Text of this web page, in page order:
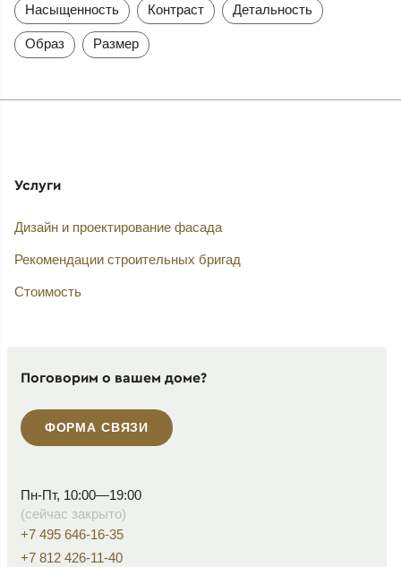
Насыщенность Контраст Детальность
Образ Размер
Услуги
Дизайн и проектирование фасада
Рекомендации строительных бригад
Стоимость
Поговорим о вашем доме?
ФОРМА СВЯЗИ
Пн-Пт, 10:00—19:00
(сейчас закрыто)
+7 495 646-16-35
+7 812 426-11-40